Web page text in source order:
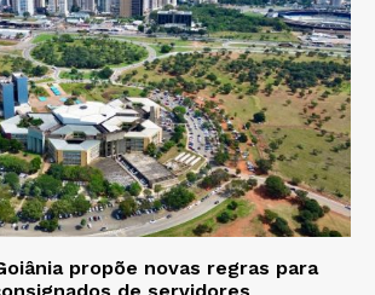
propõe novas regras para